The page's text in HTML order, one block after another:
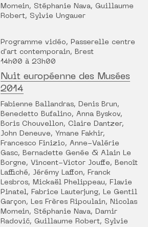
Momein, Stéphanie Nava, Guillaume
Robert, Sylvie Ungauer
Programme vidéo, Passerelle centre
d'art contemporain, Brest
14h00 à 23h00
Nuit européenne des Musées
2014
Fabienne Ballandras, Denis Brun,
Benedetto Bufalino, Anna Byskov,
Boris Chouvellon, Claire Dantzer,
John Deneuve, Ymane Fakhir,
Francesco Finizio, Anne-Valérie
Gasc, Bernadette Genée & Alain Le
Borgne, Vincent-Victor Jouffe, Benoît
Laffiché, Jérémy Laffon, Franck
Lesbros, Mickaël Phelippeau, Flavie
Pinatel, Fabrice Lauterjung, Le Gentil
Garçon, Les Frères Ripoulain, Nicolas
Momein, Stéphanie Nava, Damir
Radović, Guillaume Robert, Sylvie